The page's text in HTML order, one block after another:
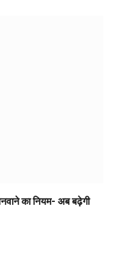
का नियम- अब बढ़ेगी